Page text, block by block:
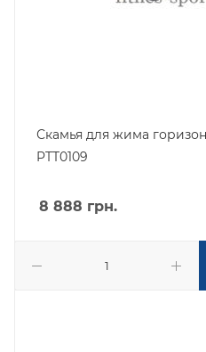
Скамья для жима
PTT0109
8 888 грн.